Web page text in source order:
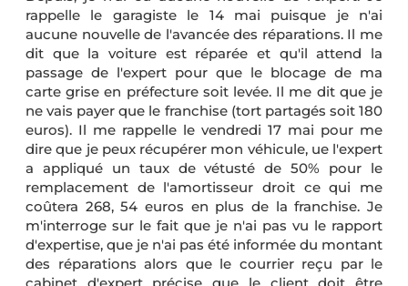
rappelle le garagiste le 14 mai puisque je n'ai
aucune nouvelle de l'avancée des réparations. Il me
dit que la voiture est réparée et qu'il attend la
passage de l'expert pour que le blocage de ma
carte grise en préfecture soit levée. Il me dit que je
ne vais payer que le franchise (tort partagés soit 180
euros). Il me rappelle le vendredi 17 mai pour me
dire que je peux récupérer mon véhicule, ue l'expert
a appliqué un taux de vétusté de 50% pour le
remplacement de l'amortisseur droit ce qui me
coûtera 268, 54 euros en plus de la franchise. Je
m'interroge sur le fait que je n'ai pas vu le rapport
d'expertise, que je n'ai pas été informée du montant
des réparations alors que le courrier reçu par le
cabinet d'expert précise que le client doit être